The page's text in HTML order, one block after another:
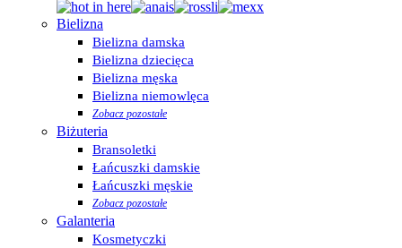
Bielizna
Bielizna damska
Bielizna dziecięca
Bielizna męska
Bielizna niemowlęca
Zobacz pozostałe
Biżuteria
Bransoletki
Łańcuszki damskie
Łańcuszki męskie
Zobacz pozostałe
Galanteria
Kosmetyczki